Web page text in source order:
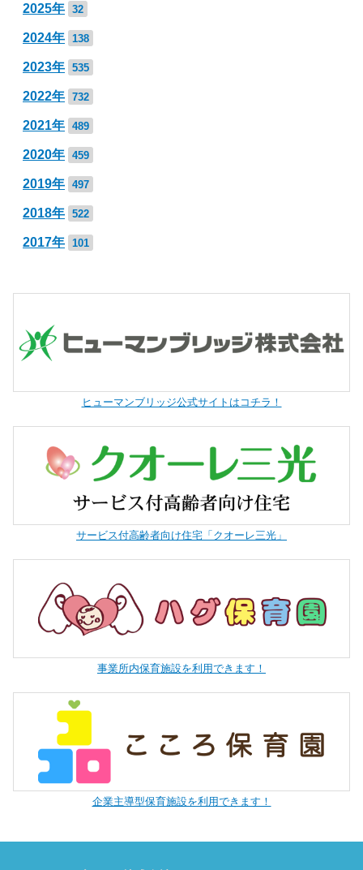
2025年 32
2024年 138
2023年 535
2022年 732
2021年 489
2020年 459
2019年 497
2018年 522
2017年 101
ヒューマンブリッジ公式サイトはコチラ！
サービス付高齢者向け住宅「クオーレ三光」
事業所内保育施設を利用できます！
企業主導型保育施設を利用できます！